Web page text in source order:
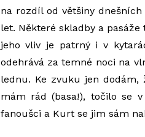
na rozdíl od většiny
let. Některé skladby a
jeho vliv je patrný i v
odehrává za temné noci na
lednu. Ke zvuku jen
mám rád (basa!), točilo se
fanoušci a Kurt se jim sám